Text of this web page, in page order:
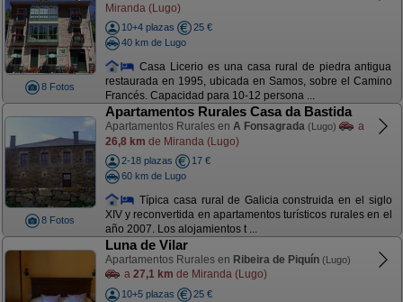
8 Fotos
Miranda (Lugo)
10+4 plazas
25 €
40 km de Lugo
Casa Licerio es una casa rural de piedra antigua
restaurada en 1995, ubicada en Samos, sobre el Camino
Francés. Capacidad para 10-12 persona ...
8 Fotos
Apartamentos Rurales Casa da Bastida
Apartamentos Rurales en A Fonsagrada (Lugo)
a
26,8 km de Miranda (Lugo)
2-18 plazas
17 €
60 km de Lugo
Típica casa rural de Galicia construida en el siglo
XIV y reconvertida en apartamentos turísticos rurales en el
año 2007. Los alojamientos t ...
Luna de Vilar
Apartamentos Rurales en Ribeira de Piquín (Lugo)
a 27,1 km de Miranda (Lugo)
10+5 plazas
25 €